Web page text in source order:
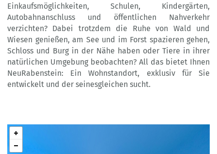
Einkaufsmöglichkeiten, Schulen, Kindergärten,
Autobahnanschluss und öffentlichen Nahverkehr
verzichten? Dabei trotzdem die Ruhe von Wald und
Wiesen genießen, am See und im Forst spazieren gehen,
Schloss und Burg in der Nähe haben oder Tiere in ihrer
natürlichen Umgebung beobachten? All das bietet Ihnen
NeuRabenstein: Ein Wohnstandort, exklusiv für Sie
entwickelt und der seinesgleichen sucht.